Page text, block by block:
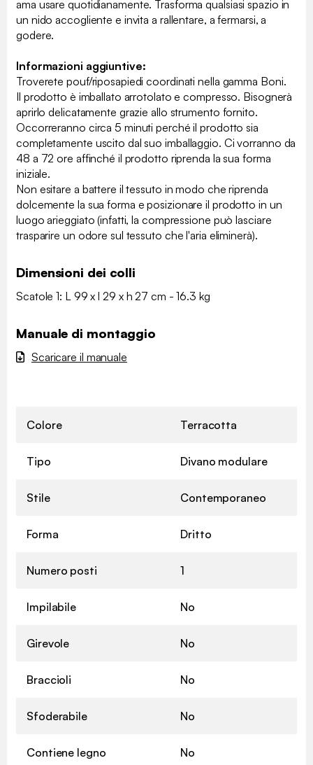
ama usare quotidianamente. Trasforma qualsiasi spazio in
un nido accogliente e invita a rallentare, a fermarsi, a
godere.
Informazioni aggiuntive:
Troverete pouf/riposapiedi coordinati nella gamma Boni.
Il prodotto è imballato arrotolato e compresso. Bisognerà
aprirlo delicatamente grazie allo strumento fornito.
Occorreranno circa 5 minuti perché il prodotto sia
completamente uscito dal suo imballaggio. Ci vorranno da
48 a 72 ore affinché il prodotto riprenda la sua forma
iniziale.
Non esitare a battere il tessuto in modo che riprenda
dolcemente la sua forma e posizionare il prodotto in un
luogo arieggiato (infatti, la compressione può lasciare
trasparire un odore sul tessuto che l'aria eliminerà).
Dimensioni dei colli
Scatole 1: L 99 x l 29 x h 27 cm - 16.3 kg
Manuale di montaggio
Scaricare il manuale
Colore Terracotta
Tipo Divano modulare
Stile Contemporaneo
Forma Dritto
Numero posti 1
Impilabile No
Girevole No
Braccioli No
Sfoderabile No
Contiene legno No